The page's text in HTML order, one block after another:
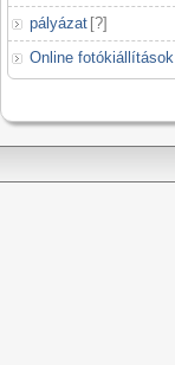
pályázat [?]
Online fotókiállítások